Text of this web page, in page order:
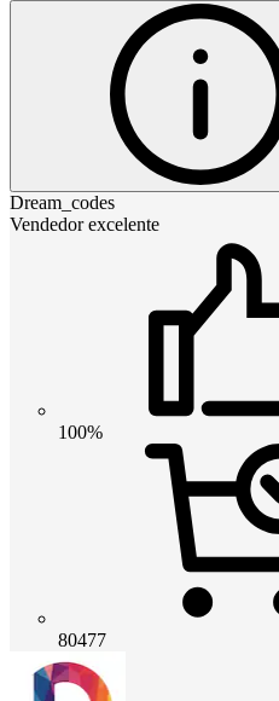
Dream_codes
Vendedor excelente
100%
80477